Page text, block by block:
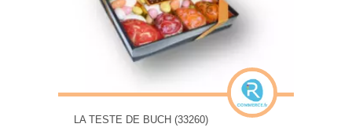
LA TESTE DE BUCH (33260)